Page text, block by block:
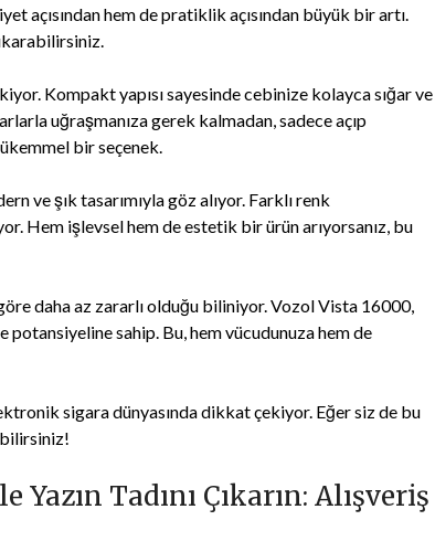
açısından hem de pratiklik açısından büyük bir artı.
Kompakt yapısı sayesinde cebinize kolayca sığar ve
uğraşmanıza gerek kalmadan, sadece açıp
bir seçenek.
ve şık tasarımıyla göz alıyor. Farklı renk
Hem işlevsel hem de estetik bir ürün arıyorsanız, bu
daha az zararlı olduğu biliniyor. Vozol Vista 16000,
potansiyeline sahip. Bu, hem vücudunuza hem de
sigara dünyasında dikkat çekiyor. Eğer siz de bu
Tadını Çıkarın: Alışveriş